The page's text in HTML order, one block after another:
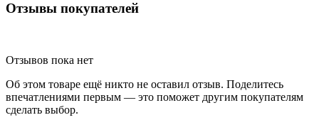
Отзывы покупателей
Отзывов пока нет
Об этом товаре ещё никто не оставил отзыв. Поделитесь
впечатлениями первым — это поможет другим покупателям
сделать выбор.